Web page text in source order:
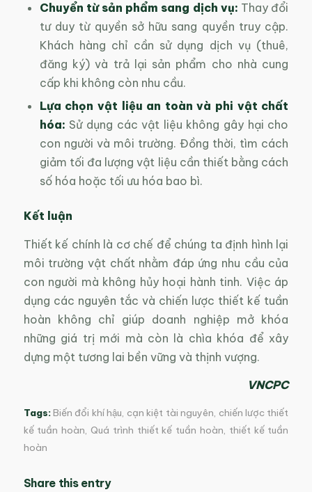
Chuyển từ sản phẩm sang dịch vụ: Thay đổi
tư duy từ quyền sở hữu sang quyền truy cập.
Khách hàng chỉ cần sử dụng dịch vụ (thuê,
đăng ký) và trả lại sản phẩm cho nhà cung
cấp khi không còn nhu cầu.
Lựa chọn vật liệu an toàn và phi vật chất
hóa: Sử dụng các vật liệu không gây hại cho
con người và môi trường. Đồng thời, tìm cách
giảm tối đa lượng vật liệu cần thiết bằng cách
số hóa hoặc tối ưu hóa bao bì.
Kết luận
Thiết kế chính là cơ chế để chúng ta định hình lại
môi trường vật chất nhằm đáp ứng nhu cầu của
con người mà không hủy hoại hành tinh. Việc áp
dụng các nguyên tắc và chiến lược thiết kế tuần
hoàn không chỉ giúp doanh nghiệp mở khóa
những giá trị mới mà còn là chìa khóa để xây
dựng một tương lai bền vững và thịnh vượng.
VNCPC
Tags: Biến đổi khí hậu, cạn kiệt tài nguyên, chiến lược thiết
kế tuần hoàn, Quá trình thiết kế tuần hoàn, thiết kế tuần
hoàn
Share this entry